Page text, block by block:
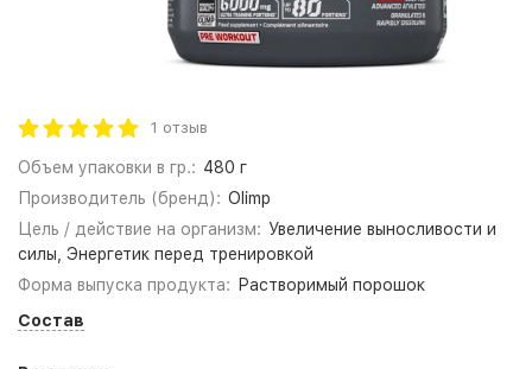
1 отзыв
Объем упаковки в гр.: 480 г
Производитель (бренд): Olimp
Цель / действие на организм: Увеличение выносливости и
силы, Энергетик перед тренировкой
Форма выпуска продукта:
Растворимый порошок
Состав